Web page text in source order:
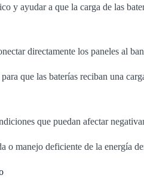
y ayudar a que la carga de las
directamente los paneles al
que las baterías reciban una
que puedan afectar
o manejo deficiente de la energía